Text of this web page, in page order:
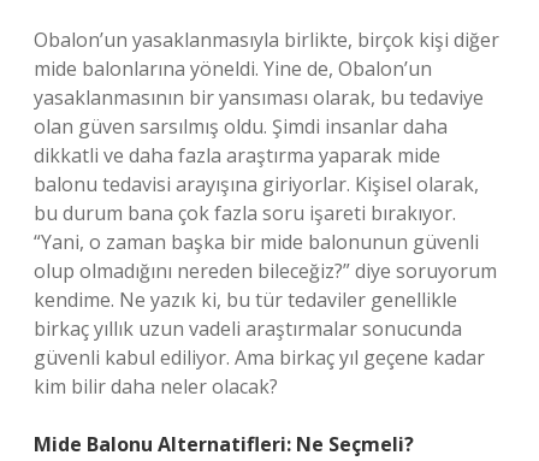
Obalon’un yasaklanmasıyla birlikte, birçok kişi diğer
mide balonlarına yöneldi. Yine de, Obalon’un
yasaklanmasının bir yansıması olarak, bu tedaviye
olan güven sarsılmış oldu. Şimdi insanlar daha
dikkatli ve daha fazla araştırma yaparak mide
balonu tedavisi arayışına giriyorlar. Kişisel olarak,
bu durum bana çok fazla soru işareti bırakıyor.
“Yani, o zaman başka bir mide balonunun güvenli
olup olmadığını nereden bileceğiz?” diye soruyorum
kendime. Ne yazık ki, bu tür tedaviler genellikle
birkaç yıllık uzun vadeli araştırmalar sonucunda
güvenli kabul ediliyor. Ama birkaç yıl geçene kadar
kim bilir daha neler olacak?
Mide Balonu Alternatifleri: Ne Seçmeli?